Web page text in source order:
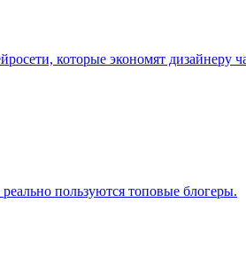
которые экономят дизайнеру
пользуются топовые блогеры.